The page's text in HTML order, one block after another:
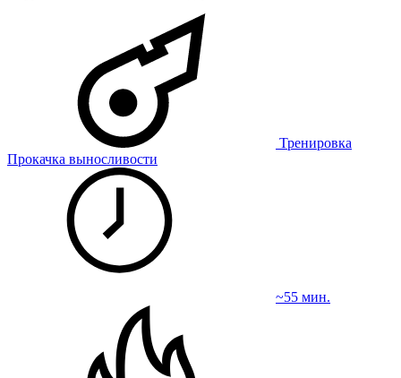
Тренировка
Прокачка выносливости
~55 мин.